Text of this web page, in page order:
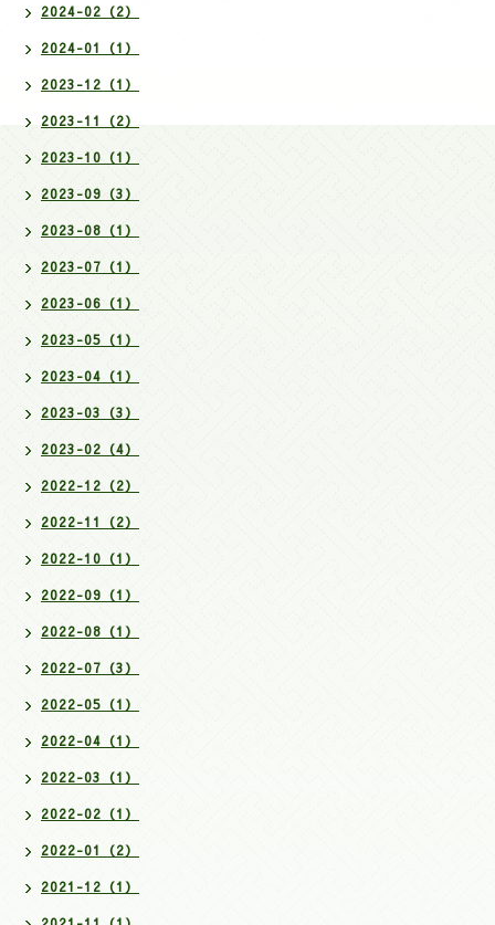
2024-02（2）
2024-01（1）
2023-12（1）
2023-11（2）
2023-10（1）
2023-09（3）
2023-08（1）
2023-07（1）
2023-06（1）
2023-05（1）
2023-04（1）
2023-03（3）
2023-02（4）
2022-12（2）
2022-11（2）
2022-10（1）
2022-09（1）
2022-08（1）
2022-07（3）
2022-05（1）
2022-04（1）
2022-03（1）
2022-02（1）
2022-01（2）
2021-12（1）